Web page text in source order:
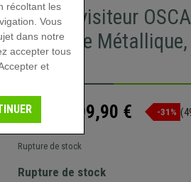
Chaise visiteur
Structure
Gris
589,90 € 409,90 € -31%
Rupture de stock
Rupture de stock
récoltant les
Vous
dans notre
accepter tous
et